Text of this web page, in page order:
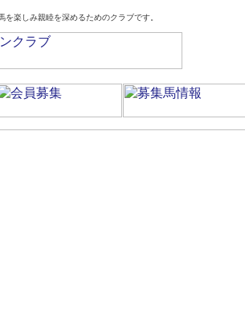
楽しみ親睦を深めるためのクラブです。